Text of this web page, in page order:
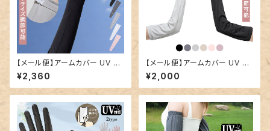
【メール便】アームカバー UV ロ
ング 指先まで 冷感／glove19
8
¥2,360
【メール便】アームカバー UV ロ
ング 冷感 レディース／glove1
99
¥2,000